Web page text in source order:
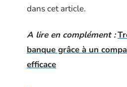
dans cet article.
A lire en complément :
banque grâce à un
efficace